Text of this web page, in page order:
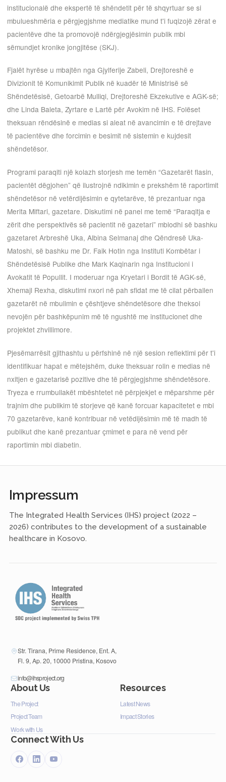
institucionalë dhe ekspertë të shëndetit për të shqyrtuar se si
mbulueshmëria e përgjegjshme mediatike mund t'i fuqizojë zërat e
pacientëve dhe ta promovojë ndërgjegjësimin publik mbi
sëmundjet kronike jongjitëse (SKJ).
Fjalët hyrëse u mbajtën nga Gjylferije Zabeli, Drejtoreshë e
Divizionit të Komunikimit Publik në kuadër të Ministrisë së
Shëndetësisë, Getoarbë Mulliqi, Drejtoreshë Ekzekutive e AGK-së;
dhe Linda Baleta, Zyrtare e Lartë për Avokim në IHS. Folëset
theksuan rëndësinë e medias si aleat në avancimin e të drejtave
të pacientëve dhe forcimin e besimit në sistemin e kujdesit
shëndetësor.
Programi paraqiti një kolazh storjesh me temën “Gazetarët flasin,
pacientët dëgjohen” që ilustrojnë ndikimin e prekshëm të raportimit
shëndetësor në vetërdijësimin e qytetarëve, të prezantuar nga
Merita Miftari, gazetare. Diskutimi në panel me temë “Paraqitja e
zërit dhe perspektivës së pacientit në gazetari” mblodhi së bashku
gazetaret Arbreshë Uka, Albina Selmanaj dhe Qëndresë Uka-
Matoshi, së bashku me Dr. Faik Hotin nga Instituti Kombëtar i
Shëndetësisë Publike dhe Mark Kaqinarin nga Institucioni i
Avokatit të Popullit. I moderuar nga Kryetari i Bordit të AGK-së,
Xhemajl Rexha, diskutimi nxori në pah sfidat me të cilat përballen
gazetarët në mbulimin e çështjeve shëndetësore dhe theksoi
nevojën për bashkëpunim më të ngushtë me institucionet dhe
projektet zhvillimore.
Pjesëmarrësit gjithashtu u përfshinë në një sesion reflektimi për t'i
identifikuar hapat e mëtejshëm, duke theksuar rolin e medias në
nxitjen e gazetarisë pozitive dhe të përgjegjshme shëndetësore.
Tryeza e rrumbullakët mbështetet në përpjekjet e mëparshme për
trajnim dhe publikim të storjeve që kanë forcuar kapacitetet e mbi
70 gazetarëve, kanë kontribuar në vetëdijësimin më të madh të
publikut dhe kanë prezantuar çmimet e para në vend për
raportimin mbi diabetin.
Impressum
The Integrated Health Services (IHS) project (2022 –
2026) contributes to the development of a sustainable
healthcare in Kosovo.
Str. Tirana, Prime Residence, Ent. A,
Fl. 9, Ap. 20, 10000 Pristina, Kosovo
info@ihsproject.org
About Us
The Project
Project Team
Work with Us
Resources
Latest News
Impact Stories
Connect With Us